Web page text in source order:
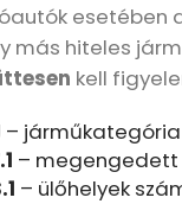
más hiteles
kell
– járműkategória
–
– ülőhelyek